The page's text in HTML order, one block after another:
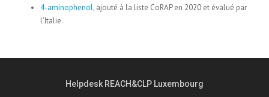
4-aminophenol, ajouté à la liste CoRAP en 2020 et évalué par
l’Italie.
Helpdesk REACH&CLP Luxembourg